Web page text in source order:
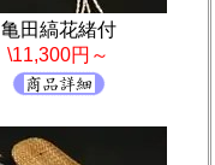
亀田縞花緒付
\11,300円～